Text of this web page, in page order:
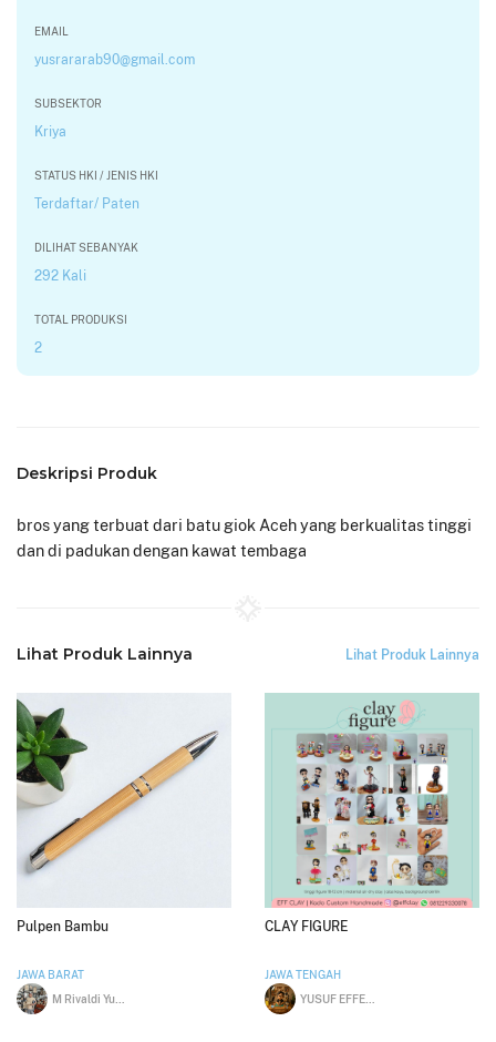
EMAIL
yusrararab90@gmail.com
SUBSEKTOR
Kriya
STATUS HKI / JENIS HKI
Terdaftar/ Paten
DILIHAT SEBANYAK
292 Kali
TOTAL PRODUKSI
2
Deskripsi Produk
bros yang terbuat dari batu giok Aceh yang berkualitas tinggi
dan di padukan dengan kawat tembaga
Lihat Produk Lainnya Lihat Produk Lainnya
Pulpen Bambu
JAWA BARAT
CLAY FIGURE
JAWA TENGAH